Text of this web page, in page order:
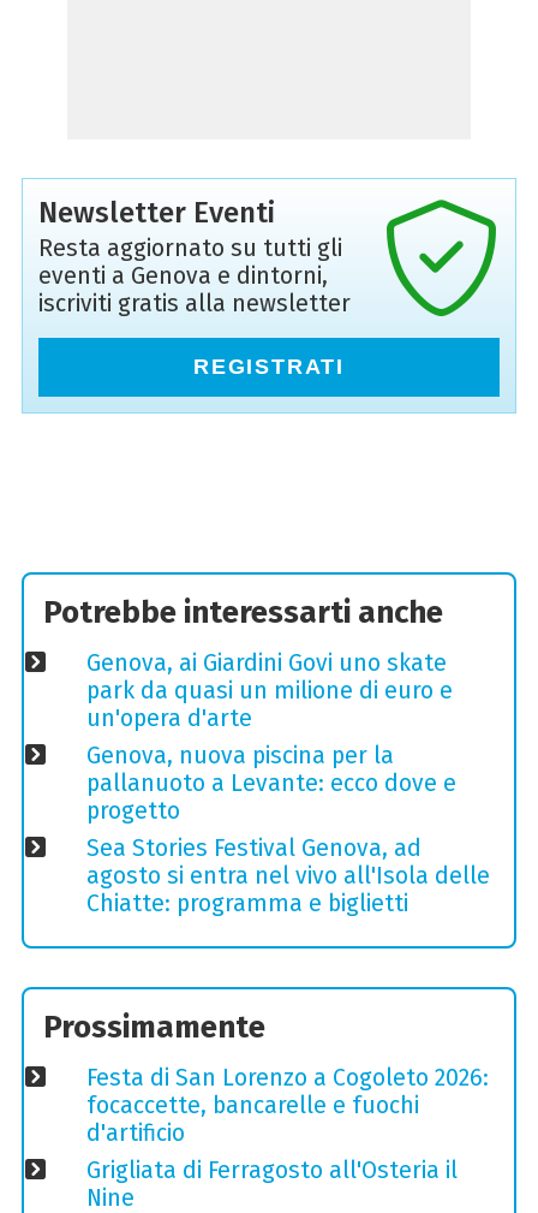
Newsletter Eventi
Resta aggiornato su tutti gli
eventi a Genova e dintorni,
iscriviti gratis alla newsletter
REGISTRATI
Potrebbe interessarti anche
Genova, ai Giardini Govi uno skate
park da quasi un milione di euro e
un'opera d'arte
Genova, nuova piscina per la
pallanuoto a Levante: ecco dove e
progetto
Sea Stories Festival Genova, ad
agosto si entra nel vivo all'Isola delle
Chiatte: programma e biglietti
Prossimamente
Festa di San Lorenzo a Cogoleto 2026:
focaccette, bancarelle e fuochi
d'artificio
Grigliata di Ferragosto all'Osteria il
Nine